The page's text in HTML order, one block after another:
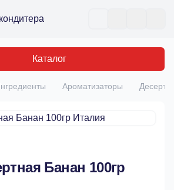
Каталог
Ароматизаторы
Банан 100гр